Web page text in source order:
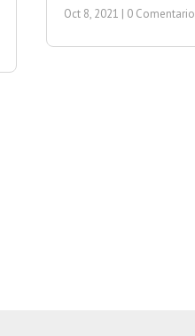
Oct 8, 2021 | 0 Comentario